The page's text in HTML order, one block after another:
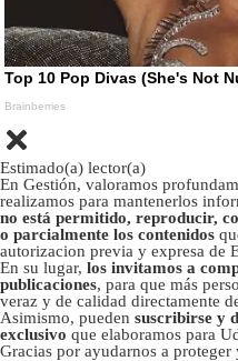
Estimado(a) lector(a)
En Gestión, valoramos
realizamos para mantenerlos
no está permitido, reproducir,
o parcialmente los contenidos
autorizacion previa y expresa de
En su lugar, los invitamos a
publicaciones, para que más
veraz y de calidad directamente
Asimismo, pueden suscribirse y
exclusivo que elaboramos para
Gracias por ayudarnos a proteger